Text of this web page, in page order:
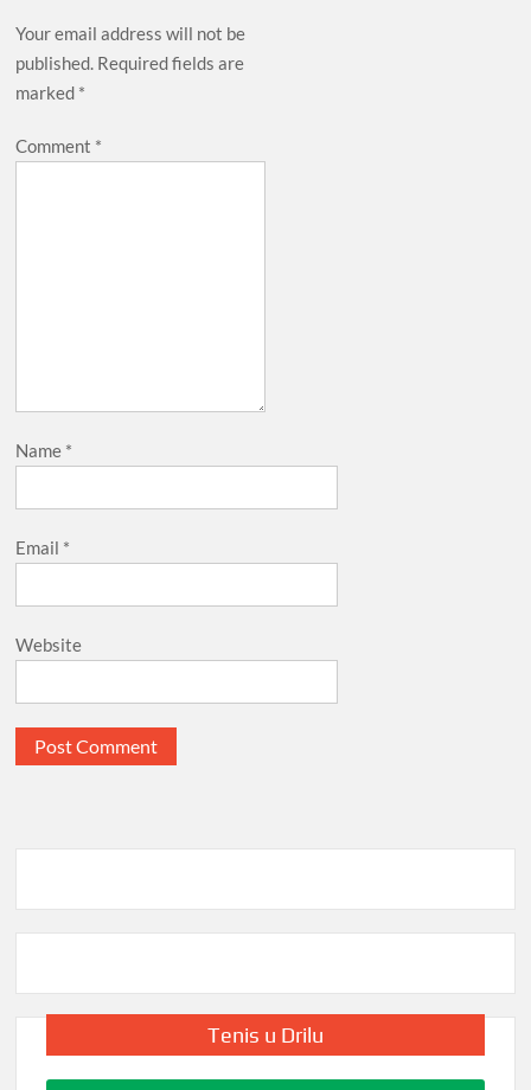
Your email address will not be
published. Required fields are
marked *
Comment *
Name *
Email *
Website
Tenis u Drilu